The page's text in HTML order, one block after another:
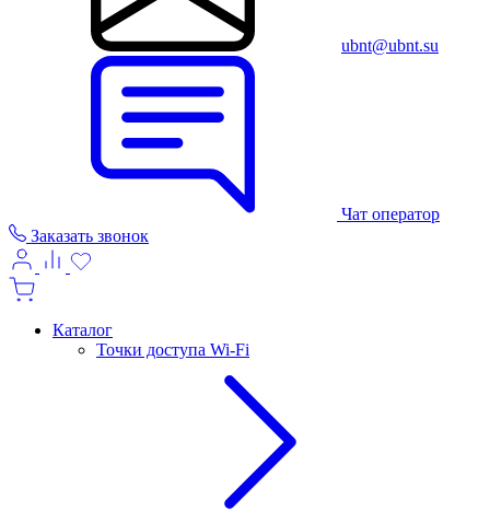
ubnt@ubnt.su
Чат оператор
Заказать звонок
Каталог
Точки доступа Wi-Fi